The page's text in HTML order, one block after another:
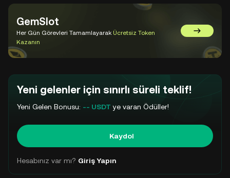
GemSlot
Her Gün Görevleri Tamamlayarak Ücretsiz Token
Kazanın
Yeni gelenler için sınırlı süreli teklif!
Yeni Gelen Bonusu: -- USDT ye varan Ödüller!
Kaydol
Hesabınız var mı? Giriş Yapın